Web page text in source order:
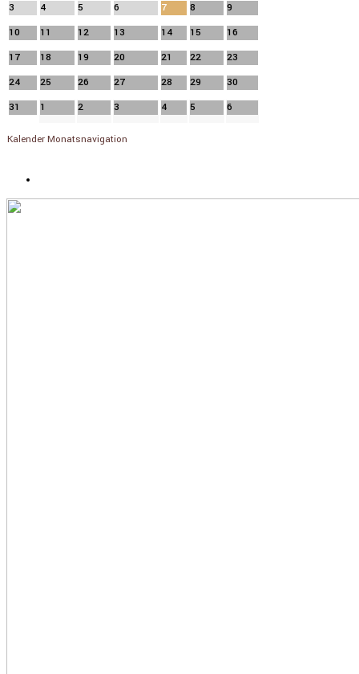
3
4 5 6 7 8
9
10
11 12 13 14 15
16
17
18 19 20 21 22
23
24
25 26 27 28 29
30
31
1 2 3 4 5 6
Kalender Monatsnavigation